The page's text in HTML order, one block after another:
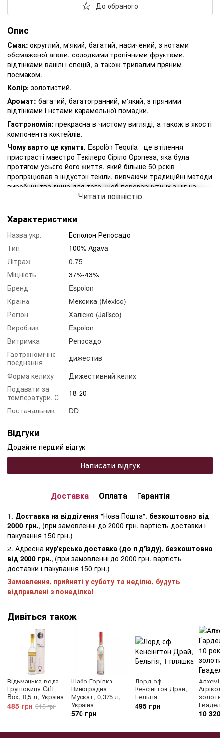
До обраного
Опис
Смак: округлий, м'який, багатий, насичений, з нотами
обсмаженої агави, солодкими тропічними фруктами,
відтінками ванілі і спецій, а також тривалим пряним
посмаком.
Колір: золотистий.
Аромат: багатий, багатогранний, м'який, з пряними
відтінками і нотами карамельної помадки.
Гастрономія: прекрасна в чистому вигляді, а також в якості
компонента коктейлів.
Чому варто це купити. Espolòn Tequila - це втілення
пристрасті маестро Текілеро Сіріло Оропеза, яка була
протягом усього його життя, який більше 50 років
пропрацював в індустрії текіли, вивчаючи традиційні методи
виробництва лише для того, щоб перевернути їх з ніг на
голову. Його мета була проста: створити текілу настільки
Текіла El Espolòn Reposado виготовляється в Destilladora San
Nicolas в Лос-Альтос. Вона почала своє життя як Бланко.
Після дистиляції, яка включає програвання рок-музики на
фабриках, щоб «надихнути» агаву, Reposado витримується в
бочках з американського дуба протягом шести місяців. Так
створюється складний і багатий характер текіли. Після
цього вона гарно розлита в пляшки, а на етикетці панують
скелети і півні.
Читати повністю
Характеристики
Назва укр.
Есполон Репосадо
Тип
100% Agava
Літраж
0.75
Міцність
37%-43%
Бренд
Espolon
Країна
Мексика (Mexico)
Регіон
Халіско (Jalisco)
Виробник
Espolon
Витримка
Репосадо
Гастрономічне
поєднання
дижестив
Форма келиху
Дижестивний келих
Подавати за
температури, С
18-20
Постачальник
DD
Відгуки
Додайте перший відгук
Написати відгук
Доставка Оплата Гарантія
1. Доставка на відділення "Нова Пошта", безкоштовно від
2000 грн., (при замовленні до 2000 грн. вартість доставки і
пакування 150 грн.)
2. Адресна кур'єрська доставка (до під'їзду), безкоштовно
від 2000 грн., (при замовленні до 2000 грн. вартість
доставки і пакування 150 грн.)
Замовлення, прийняті у суботу та неділю, будуть
відправлені з понеділка!
Дивіться також
Відьмацька вода
Грушовиця Gift
Box, 0,5 л, Україна
485 грн 615 грн
Шабо Горілка
Виноградна
Мускат, 0,375 л,
Україна
570 грн
Лорд оф
Кенсінгтон Драй,
Бельгія
495 грн
10